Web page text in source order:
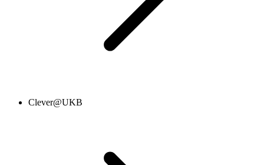
Clever@UKB